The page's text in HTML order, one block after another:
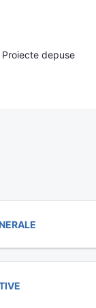
Proiecte depuse